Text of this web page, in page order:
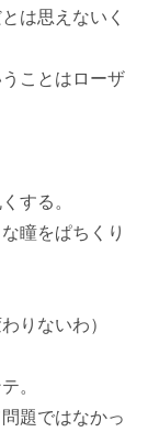
は思えないく
ことはローザ
する。
瞳をぱちくり
りないわ）
テ。
題ではなかっ